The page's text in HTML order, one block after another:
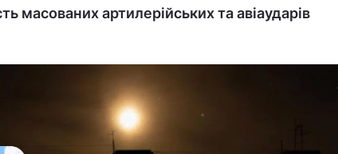
масованих артилерійських та авіаударів